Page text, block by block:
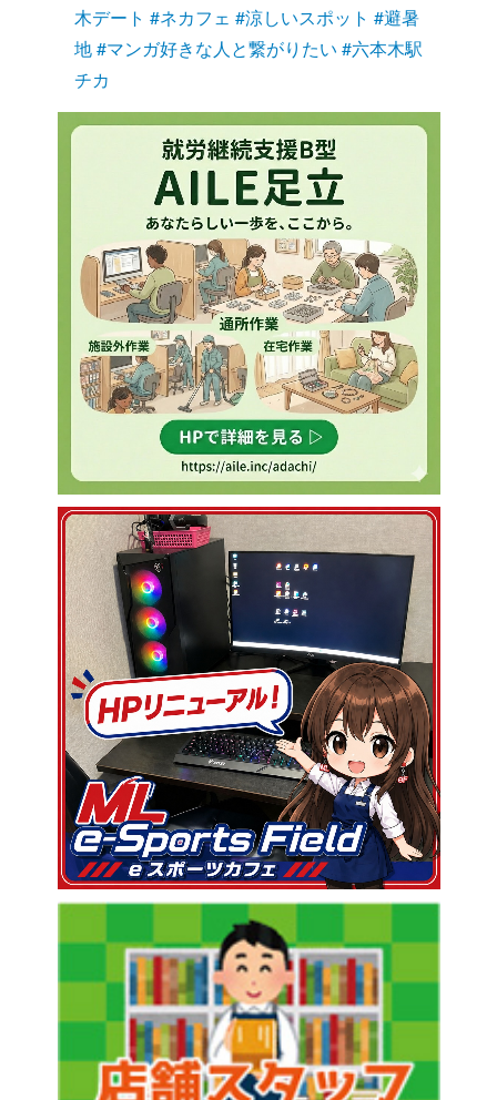
木デート #ネカフェ #涼しいスポット #避暑
地 #マンガ好きな人と繋がりたい #六本木駅
チカ